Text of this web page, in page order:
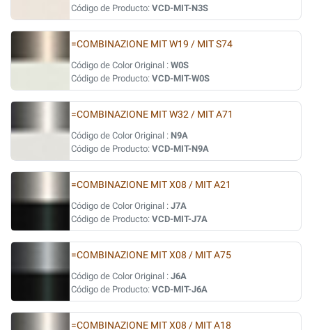
Código de Producto: VCD-MIT-N3S
=COMBINAZIONE MIT W19 / MIT S74
Código de Color Original : W0S
Código de Producto: VCD-MIT-W0S
=COMBINAZIONE MIT W32 / MIT A71
Código de Color Original : N9A
Código de Producto: VCD-MIT-N9A
=COMBINAZIONE MIT X08 / MIT A21
Código de Color Original : J7A
Código de Producto: VCD-MIT-J7A
=COMBINAZIONE MIT X08 / MIT A75
Código de Color Original : J6A
Código de Producto: VCD-MIT-J6A
=COMBINAZIONE MIT X08 / MIT A18